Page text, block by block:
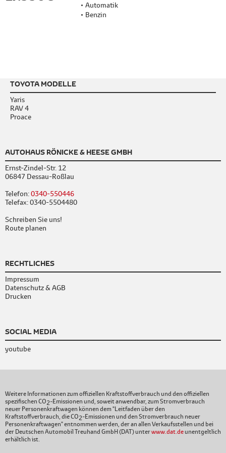
Automatik
Benzin
TOYOTA MODELLE
Yaris
RAV 4
Proace
AUTOHAUS RÖNICKE & HEESE GMBH
Ernst-Zindel-Str. 12
06847 Dessau-Roßlau
Telefon:0340-550446
Telefax: 0340-5504480
Schreiben Sie uns!
Route planen
RECHTLICHES
Impressum
Datenschutz & AGB
Drucken
SOCIAL MEDIA
youtube
Weitere Informationen zum offiziellen Kraftstoffverbrauch und den offiziellen
spezifischen CO2-Emissionen und, soweit anwendbar, zum Stromverbrauch
neuer Personenkraftwagen können dem "Leitfaden über den
Kraftstoffverbrauch, die CO2-Emissionen und den Stromverbrauch neuer
Personenkraftwagen" entnommen werden, der an allen Verkaufsstellen und bei
der Deutschen Automobil Treuhand GmbH (DAT) unterwww.dat.deunentgeltlich
erhältlich ist.